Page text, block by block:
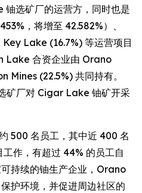
选矿厂的运营方，同时也是
，将增至 42.582%）、
Lake (16.7%) 等运营项目
Lake 合资企业由 Orano
Mines (22.5%) 共同持有。
矿厂对 Cigar Lake 铀矿开采
500 名员工，其中近 400 名
作，有超过 44% 的员工自
持续的铀生产企业，Orano
护环境，并促进周边社区的